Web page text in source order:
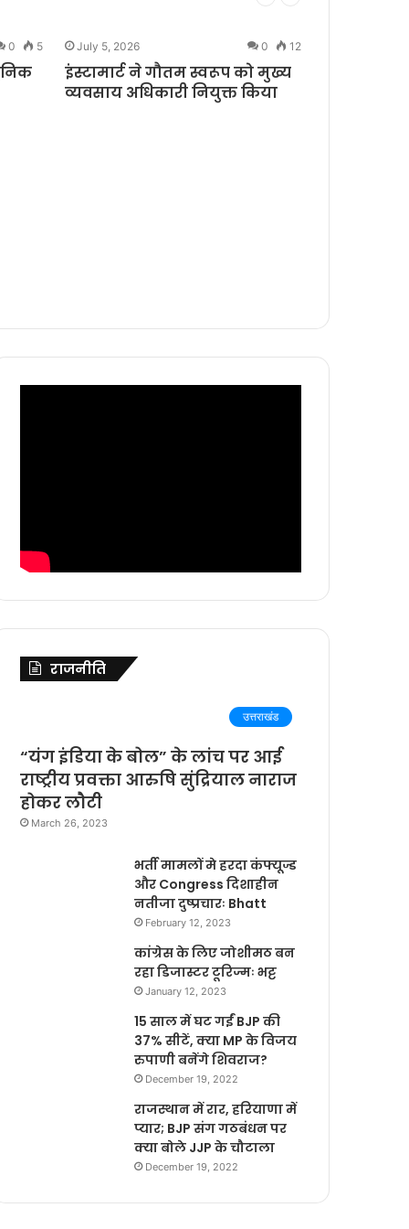
0 5 July 5, 2026 0 12
इंस्टामार्ट ने गौतम स्वरूप को मुख्य
व्यवसाय अधिकारी नियुक्त किया
राजनीति
उत्तराखंड
“यंग इंडिया के बोल” के लांच पर आई
राष्ट्रीय प्रवक्ता आरुषि सुंद्रियाल नाराज
होकर लौटी
March 26, 2023
भर्ती मामलों मे हरदा कंफ्यूज्ड
और Congress दिशाहीन
नतीजा दुष्प्रचारः Bhatt
February 12, 2023
कांग्रेस के लिए जोशीमठ बन
रहा डिजास्टर टूरिज्मः भट्ट
January 12, 2023
15 साल में घट गईं BJP की
37% सीटें, क्या MP के विजय
रुपाणी बनेंगे शिवराज?
December 19, 2022
राजस्थान में रार, हरियाणा में
प्यार; BJP संग गठबंधन पर
क्या बोले JJP के चौटाला
December 19, 2022